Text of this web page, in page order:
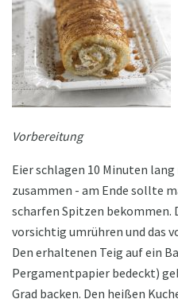
Vorbereitung
Eier schlagen 10 Minuten
zusammen - am Ende sollte
scharfen Spitzen bekommen.
vorsichtig umrühren und das
Den erhaltenen Teig auf ein
Pergamentpapier bedeckt)
Grad backen. Den heißen